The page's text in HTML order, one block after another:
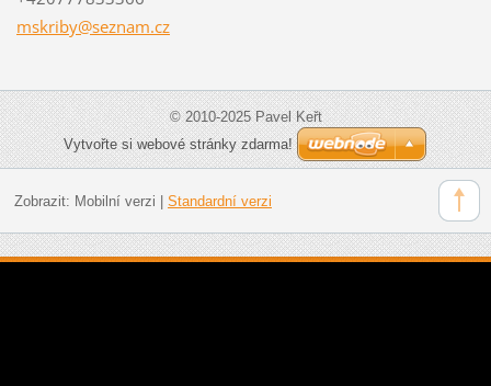
mskriby@seznam.cz
© 2010-2025 Pavel Keřt
Vytvořte si webové stránky zdarma!
Zobrazit: Mobilní verzi Standardní verzi